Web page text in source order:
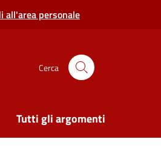
all'area personale
Cerca
Tutti gli argomenti